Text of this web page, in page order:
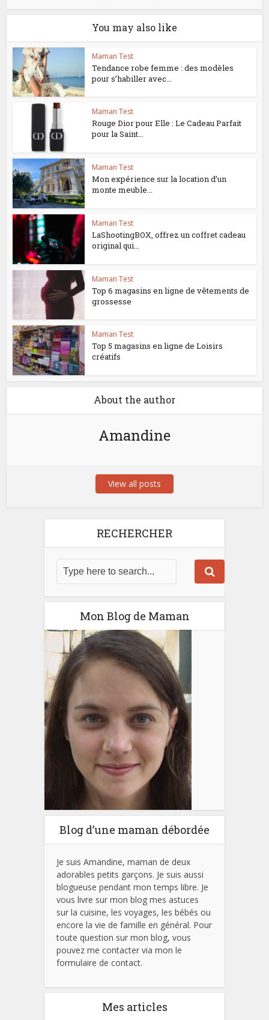
You may also like
Maman Test
Tendance robe femme : des modèles
pour s’habiller avec...
Maman Test
Rouge Dior pour Elle : Le Cadeau Parfait
pour la Saint...
Maman Test
Mon expérience sur la location d’un
monte meuble...
Maman Test
LaShootingBOX, offrez un coffret cadeau
original qui...
Maman Test
Top 6 magasins en ligne de vêtements de
grossesse
Maman Test
Top 5 magasins en ligne de Loisirs
créatifs
About the author
Amandine
View all posts
RECHERCHER
Mon Blog de Maman
Blog d’une maman débordée
Je suis Amandine, maman de deux
adorables petits garçons. Je suis aussi
blogueuse pendant mon temps libre. Je
vous livre sur mon blog mes astuces
sur la cuisine, les voyages, les bébés ou
encore la vie de famille en général. Pour
toute question sur mon blog, vous
pouvez me contacter via mon le
formulaire de contact.
Mes articles